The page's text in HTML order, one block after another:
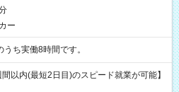
ー
※表記のうち実働8時間です。
以内(最短2日目)のスピード就業が可能】